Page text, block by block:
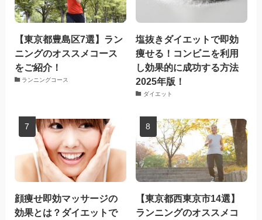
【東京都豊島区7選】ラン
ニングのオススメコース
をご紹介！
ランニングコース
塩抜きダイエットで即効
痩せる！コンビニを利用
し効果的に成功する方法
2025年版！
ダイエット
顔痩せ即効マッサージの
効果とは？ダイエットで
【東京都西東京市14選】
ランニングのオススメコ